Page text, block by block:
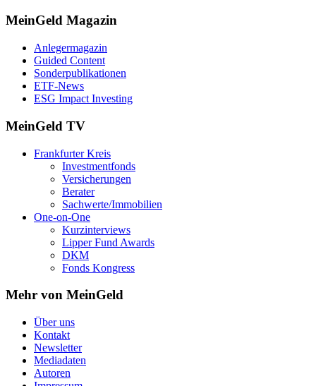
MeinGeld Magazin
Anlegermagazin
Guided Content
Sonderpublikationen
ETF-News
ESG Impact Investing
MeinGeld TV
Frankfurter Kreis
Investmentfonds
Versicherungen
Berater
Sachwerte/Immobilien
One-on-One
Kurzinterviews
Lipper Fund Awards
DKM
Fonds Kongress
Mehr von MeinGeld
Über uns
Kontakt
Newsletter
Mediadaten
Autoren